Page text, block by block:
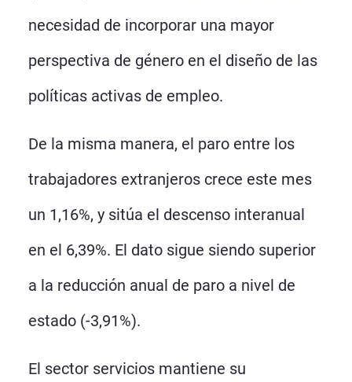
necesidad de incorporar una mayor
perspectiva de género en el diseño de las
políticas activas de empleo.
De la misma manera, el paro entre los
trabajadores extranjeros crece este mes
un 1,16%, y sitúa el descenso interanual
en el 6,39%. El dato sigue siendo superior
a la reducción anual de paro a nivel de
estado (-3,91%).
El sector servicios mantiene su